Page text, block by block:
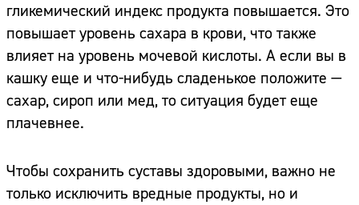
гликемический индекс продукта повышается. Это
повышает уровень сахара в крови, что также
влияет на уровень мочевой кислоты. А если вы в
кашку еще и что-нибудь сладенькое положите —
сахар, сироп или мед, то ситуация будет еще
плачевнее.
Чтобы сохранить суставы здоровыми, важно не
только исключить вредные продукты, но и